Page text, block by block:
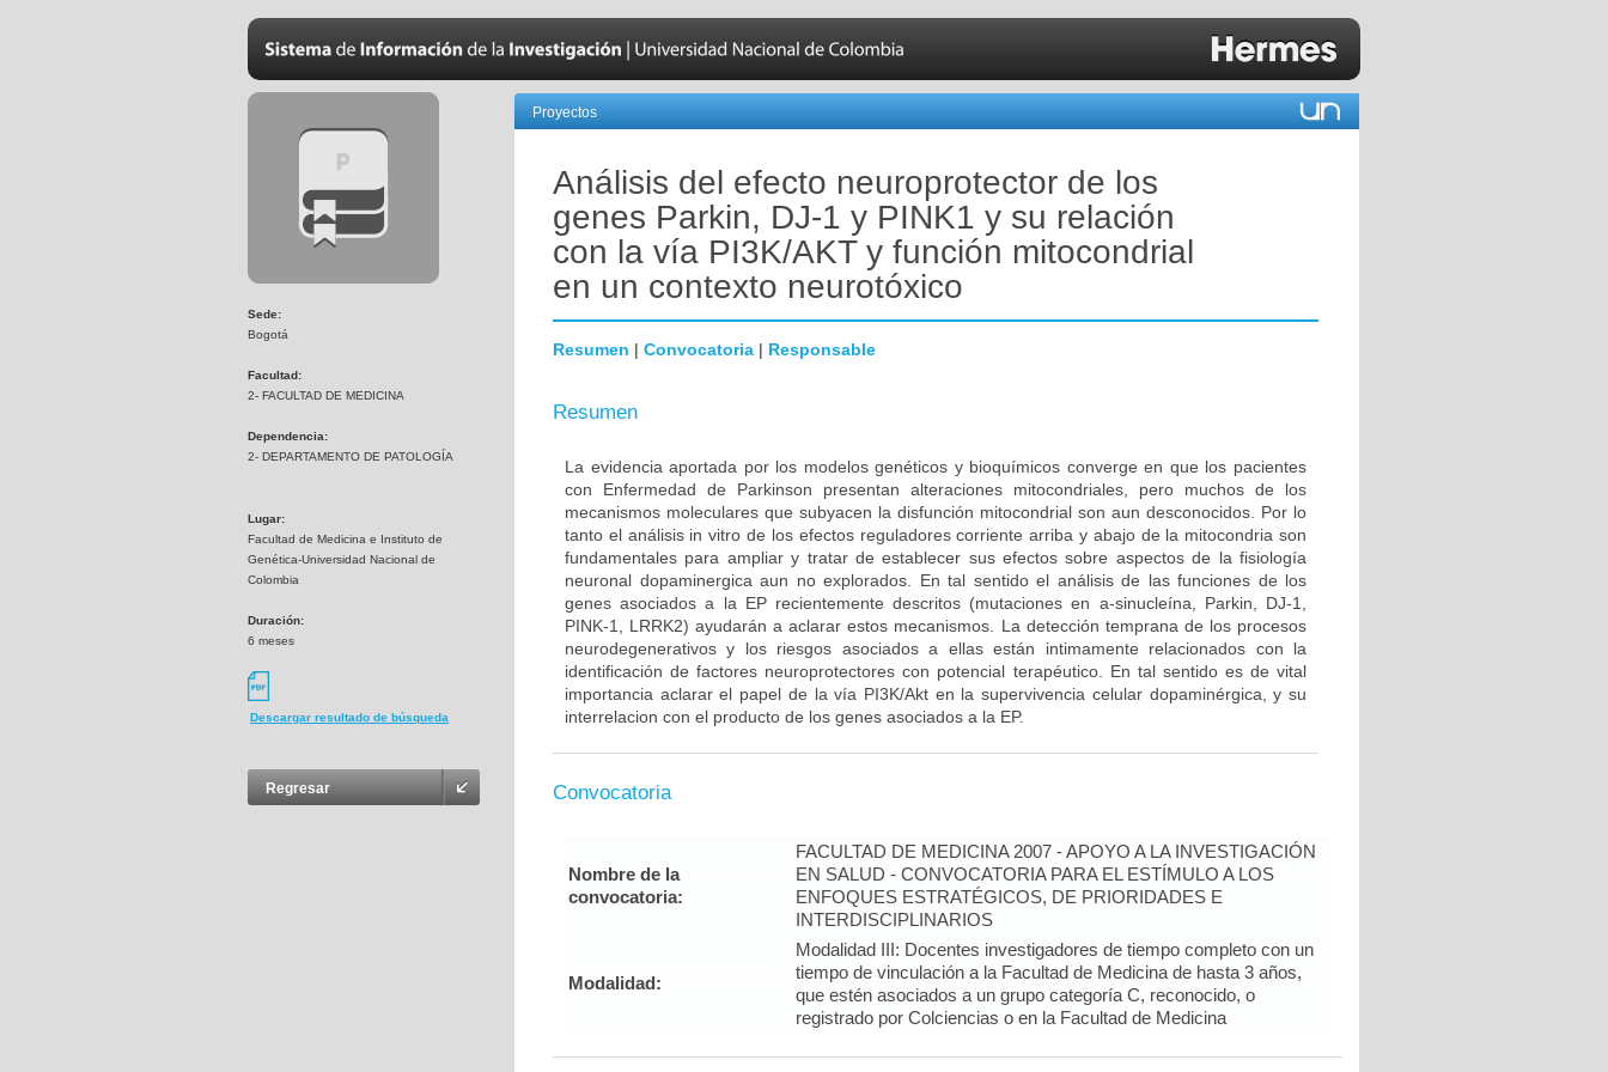
Sede:
Bogotá
Facultad:
2- FACULTAD DE MEDICINA
Dependencia:
2- DEPARTAMENTO DE PATOLOGÍA
Lugar:
Facultad de Medicina e Instituto de
Genética-Universidad Nacional de
Colombia
Duración:
6 meses
Descargar resultado de búsqueda
Regresar
Proyectos
Análisis del efecto neuroprotector de los
genes Parkin, DJ-1 y PINK1 y su relación
con la vía PI3K/AKT y función mitocondrial
en un contexto neurotóxico
Resumen | Convocatoria | Responsable
Resumen
La evidencia aportada por los modelos genéticos y bioquímicos converge en que los pacientes
con Enfermedad de Parkinson presentan alteraciones mitocondriales, pero muchos de los
mecanismos moleculares que subyacen la disfunción mitocondrial son aun desconocidos. Por lo
tanto el análisis in vitro de los efectos reguladores corriente arriba y abajo de la mitocondria son
fundamentales para ampliar y tratar de establecer sus efectos sobre aspectos de la fisiología
neuronal dopaminergica aun no explorados. En tal sentido el análisis de las funciones de los
genes asociados a la EP recientemente descritos (mutaciones en a-sinucleína, Parkin, DJ-1,
PINK-1, LRRK2) ayudarán a aclarar estos mecanismos. La detección temprana de los procesos
neurodegenerativos y los riesgos asociados a ellas están intimamente relacionados con la
identificación de factores neuroprotectores con potencial terapéutico. En tal sentido es de vital
importancia aclarar el papel de la vía PI3K/Akt en la supervivencia celular dopaminérgica, y su
interrelacion con el producto de los genes asociados a la EP.
Convocatoria
Nombre de la
convocatoria:
FACULTAD DE MEDICINA 2007 - APOYO A LA INVESTIGACIÓN
EN SALUD - CONVOCATORIA PARA EL ESTÍMULO A LOS
ENFOQUES ESTRATÉGICOS, DE PRIORIDADES E
INTERDISCIPLINARIOS
Modalidad:
Modalidad III: Docentes investigadores de tiempo completo con un
tiempo de vinculación a la Facultad de Medicina de hasta 3 años,
que estén asociados a un grupo categoría C, reconocido, o
registrado por Colciencias o en la Facultad de Medicina